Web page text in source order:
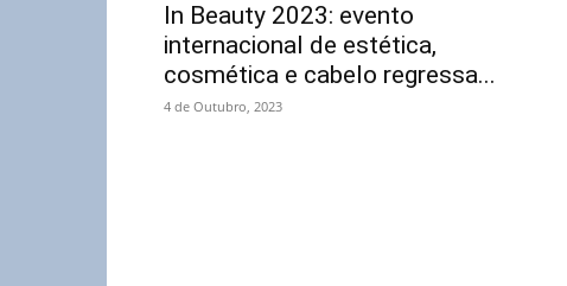
In Beauty 2023: evento
internacional de estética,
cosmética e cabelo regressa...
4 de Outubro, 2023